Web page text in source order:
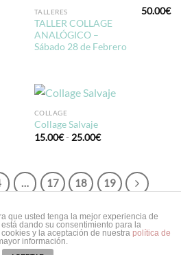
TALLERES
TALLER COLLAGE
ANALÓGICO –
Sábado 28 de Febrero
50.00€
COLLAGE
Collage Salvaje
15.00€ - 25.00€Rango
15.00€
hasta
25.00€
… 17 18 19
| Estudio de Diseño Gráfico y Web
en Valladolid ❥
que usted tenga la mejor experiencia de
dando su consentimiento para la
y la aceptación de nuestra política de
información.